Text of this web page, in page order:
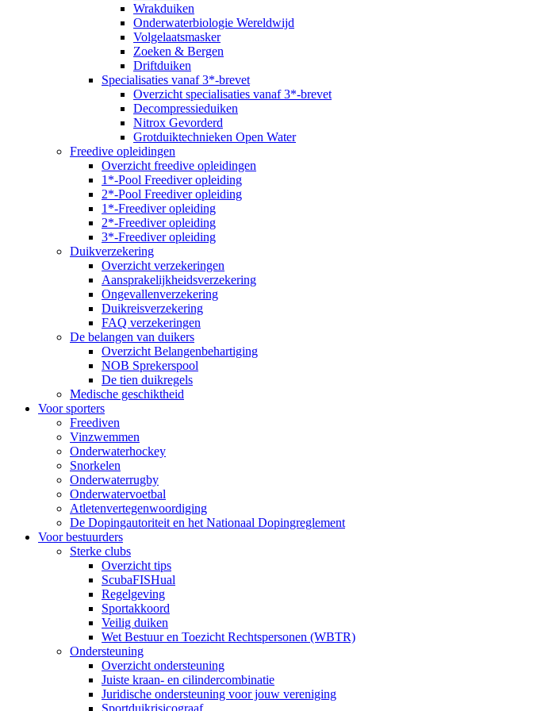
Wrakduiken
Onderwaterbiologie Wereldwijd
Volgelaatsmasker
Zoeken & Bergen
Driftduiken
Specialisaties vanaf 3*-brevet
Overzicht specialisaties vanaf 3*-brevet
Decompressieduiken
Nitrox Gevorderd
Grotduiktechnieken Open Water
Freedive opleidingen
Overzicht freedive opleidingen
1*-Pool Freediver opleiding
2*-Pool Freediver opleiding
1*-Freediver opleiding
2*-Freediver opleiding
3*-Freediver opleiding
Duikverzekering
Overzicht verzekeringen
Aansprakelijkheidsverzekering
Ongevallenverzekering
Duikreisverzekering
FAQ verzekeringen
De belangen van duikers
Overzicht Belangenbehartiging
NOB Sprekerspool
De tien duikregels
Medische geschiktheid
Voor sporters
Freediven
Vinzwemmen
Onderwaterhockey
Snorkelen
Onderwaterrugby
Onderwatervoetbal
Atletenvertegenwoordiging
De Dopingautoriteit en het Nationaal Dopingreglement
Voor bestuurders
Sterke clubs
Overzicht tips
ScubaFISHual
Regelgeving
Sportakkoord
Veilig duiken
Wet Bestuur en Toezicht Rechtspersonen (WBTR)
Ondersteuning
Overzicht ondersteuning
Juiste kraan- en cilindercombinatie
Juridische ondersteuning voor jouw vereniging
Sportduikrisicograaf